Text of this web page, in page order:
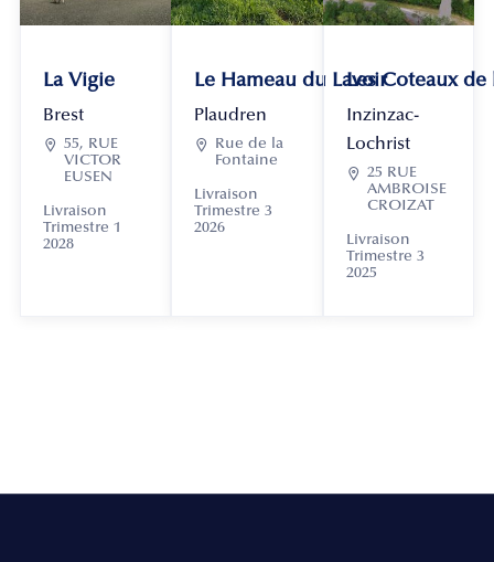
La Vigie
Brest
 55, RUE
VICTOR
EUSEN
Livraison
Trimestre 1
2028
Le Hameau du Lavoir
Plaudren

Rue de la
Fontaine
Livraison
Trimestre 3
2026
Les Coteaux
Inzinzac-
Lochrist
 25 RUE
AMBROISE
CROIZAT
Livraison
Trimestre 3
2025